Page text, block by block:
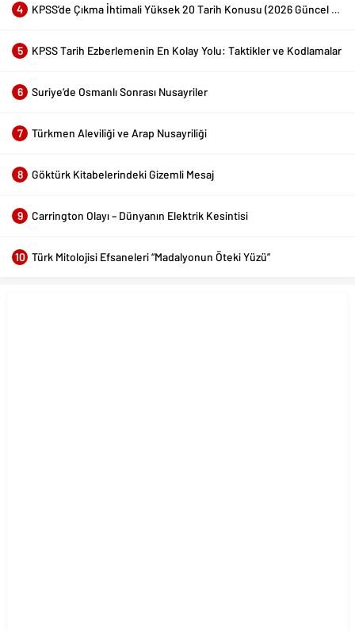
4 KPSS’de Çıkma İhtimali Yüksek 20 Tarih Konusu (2026 Güncel Liste)
5 KPSS Tarih Ezberlemenin En Kolay Yolu: Taktikler ve Kodlamalar
6 Suriye’de Osmanlı Sonrası Nusayriler
7 Türkmen Aleviliği ve Arap Nusayriliği
8 Göktürk Kitabelerindeki Gizemli Mesaj
9 Carrington Olayı – Dünyanın Elektrik Kesintisi
10 Türk Mitolojisi Efsaneleri “Madalyonun Öteki Yüzü”